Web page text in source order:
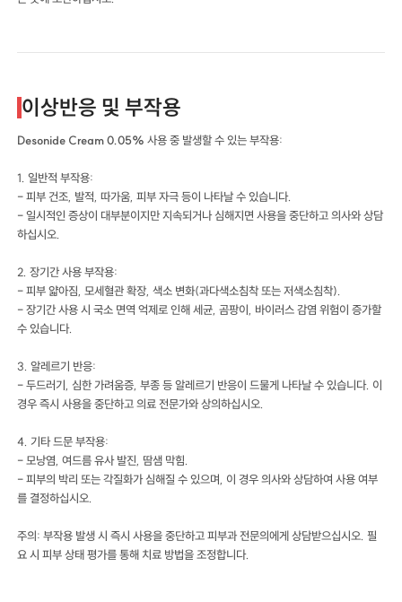
이상반응 및 부작용
Desonide Cream 0.05% 사용 중 발생할 수 있는 부작용:
1. 일반적 부작용:
- 피부 건조, 발적, 따가움, 피부 자극 등이 나타날 수 있습니다.
- 일시적인 증상이 대부분이지만 지속되거나 심해지면 사용을 중단하고 의사와 상담
하십시오.
2. 장기간 사용 부작용:
- 피부 얇아짐, 모세혈관 확장, 색소 변화(과다색소침착 또는 저색소침착).
- 장기간 사용 시 국소 면역 억제로 인해 세균, 곰팡이, 바이러스 감염 위험이 증가할
수 있습니다.
3. 알레르기 반응:
- 두드러기, 심한 가려움증, 부종 등 알레르기 반응이 드물게 나타날 수 있습니다. 이
경우 즉시 사용을 중단하고 의료 전문가와 상의하십시오.
4. 기타 드문 부작용:
- 모낭염, 여드름 유사 발진, 땀샘 막힘.
- 피부의 박리 또는 각질화가 심해질 수 있으며, 이 경우 의사와 상담하여 사용 여부
를 결정하십시오.
주의: 부작용 발생 시 즉시 사용을 중단하고 피부과 전문의에게 상담받으십시오. 필
요 시 피부 상태 평가를 통해 치료 방법을 조정합니다.